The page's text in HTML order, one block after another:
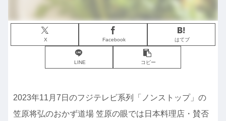
X Facebook はてブ
LINE コピー
2023年11月7日のフジテレビ系列「ノンストップ」の
笠原将弘のおかず道場 笠原の眼では日本料理店・賛否